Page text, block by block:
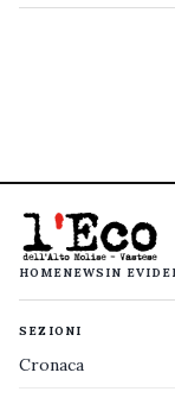
HOMENEWS IN
SEZIONI
Cronaca